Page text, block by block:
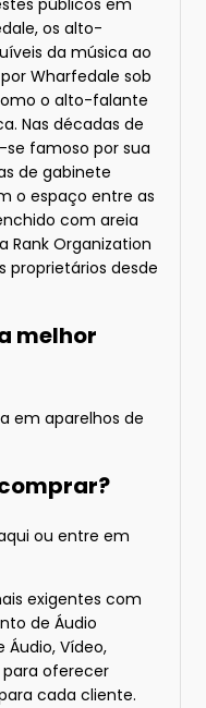
públicos em
os alto-
da música ao
Wharfedale sob
o alto-falante
Nas décadas de
se famoso por sua
de gabinete
o espaço entre as
com areia
Rank Organization
proprietários desde
melhor
em aparelhos de
ou entre em
exigentes com
de Áudio
Vídeo,
oferecer
cada cliente.